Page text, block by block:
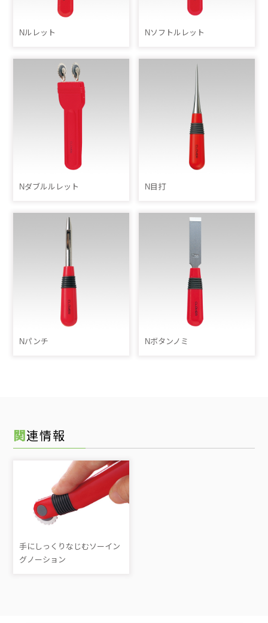
Nルレット Nソフトルレット
Nダブルルレット N目打
Nパンチ Nボタンノミ
関連情報
手にしっくりなじむソーイン
グノーション